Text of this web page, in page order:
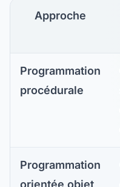
Approche
Programmation
procédurale
Programmation
orientée objet